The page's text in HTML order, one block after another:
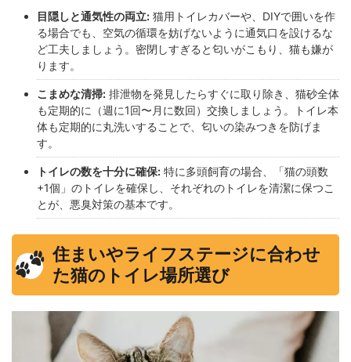
目隠しと通気性の両立: 猫用トイレカバーや、DIYで囲いを作
る場合でも、空気の循環を妨げないように通気口を設けるな
ど工夫しましょう。密閉しすぎると匂いがこもり、猫も嫌が
ります。
こまめな清掃: 排泄物を発見したらすぐに取り除き、猫砂全体
も定期的に（週に1回〜月に数回）交換しましょう。トイレ本
体も定期的に丸洗いすることで、匂いの染みつきを防げま
す。
トイレの数を十分に確保: 特に多頭飼育の場合、「猫の頭数
+1個」のトイレを確保し、それぞれのトイレを清潔に保つこ
とが、悪臭対策の基本です。
住まいやライフステージに合わせ
た猫のトイレ場所選び